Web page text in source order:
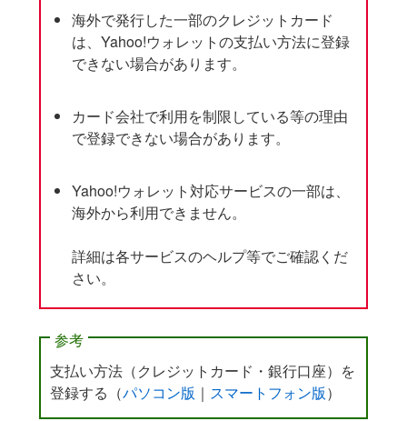
海外で発行した一部のクレジットカード
は、Yahoo!ウォレットの支払い方法に登録
できない場合があります。
カード会社で利用を制限している等の理由
で登録できない場合があります。
Yahoo!ウォレット対応サービスの一部は、
海外から利用できません。
詳細は各サービスのヘルプ等でご確認くだ
さい。
参考
支払い方法（クレジットカード・銀行口座）を
登録する（パソコン版 ｜ スマートフォン版）